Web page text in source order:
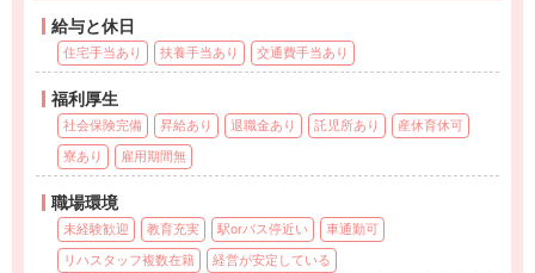
給与と休日
住宅手当あり 扶養手当あり 交通費手当あり
福利厚生
社会保険完備 昇給あり 退職金あり 託児所あり 産休育休可
寮あり 雇用期間無
職場環境
未経験歓迎 教育充実 駅orバス停近い 車通勤可
リハスタッフ複数在籍 経営が安定している